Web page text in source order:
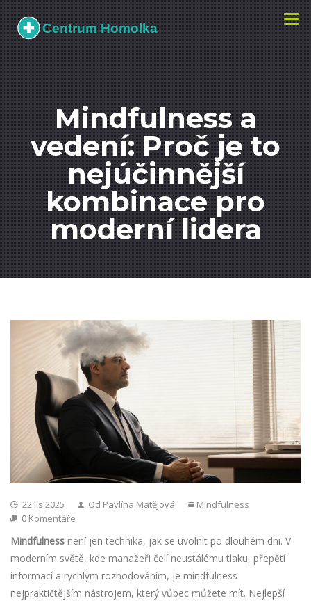
Mindfulness a
vedení: Proč je to
nejúčinnější
kombinace pro
moderní lidera
22 lis 2025 Od Pavlína Matějová
Mindfulness
0 Komentáře
Mindfulness není jen technika, jak se uvolnit po dlouhém dni. V
moderním světě, kde manažeři čelí neustálému tlaku, přepětí
informací a rychlým rozhodováním, je mindfulness
nejpraktičtějším nástrojem, který vůbec můžete mít. Nejlepší